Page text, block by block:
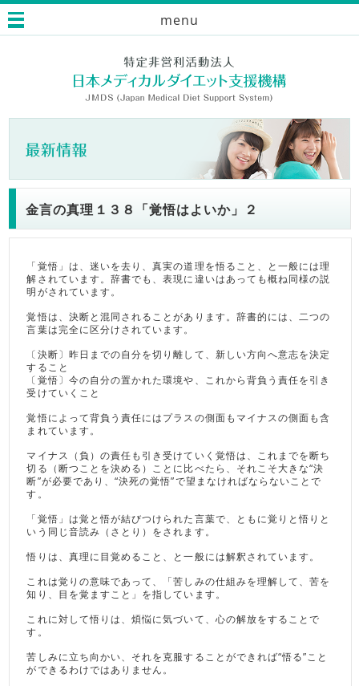
menu
金言の真理１３８「覚悟はよいか」２
「覚悟」は、迷いを去り、真実の道理を悟ること、と一般には理
解されています。辞書でも、表現に違いはあっても概ね同様の説
明がされています。
覚悟は、決断と混同されることがあります。辞書的には、二つの
言葉は完全に区分けされています。
〔決断〕昨日までの自分を切り離して、新しい方向へ意志を決定
すること
〔覚悟〕今の自分の置かれた環境や、これから背負う責任を引き
受けていくこと
覚悟によって背負う責任にはプラスの側面もマイナスの側面も含
まれています。
マイナス（負）の責任も引き受けていく覚悟は、これまでを断ち
切る（断つことを決める）ことに比べたら、それこそ大きな“決
断”が必要であり、“決死の覚悟”で望まなければならないことで
す。
「覚悟」は覚と悟が結びつけられた言葉で、ともに覚りと悟りと
いう同じ音読み（さとり）をされます。
悟りは、真理に目覚めること、と一般には解釈されています。
これは覚りの意味であって、「苦しみの仕組みを理解して、苦を
知り、目を覚ますこと」を指しています。
これに対して悟りは、煩悩に気づいて、心の解放をすることで
す。
苦しみに立ち向かい、それを克服することができれば“悟る”こと
ができるわけではありません。